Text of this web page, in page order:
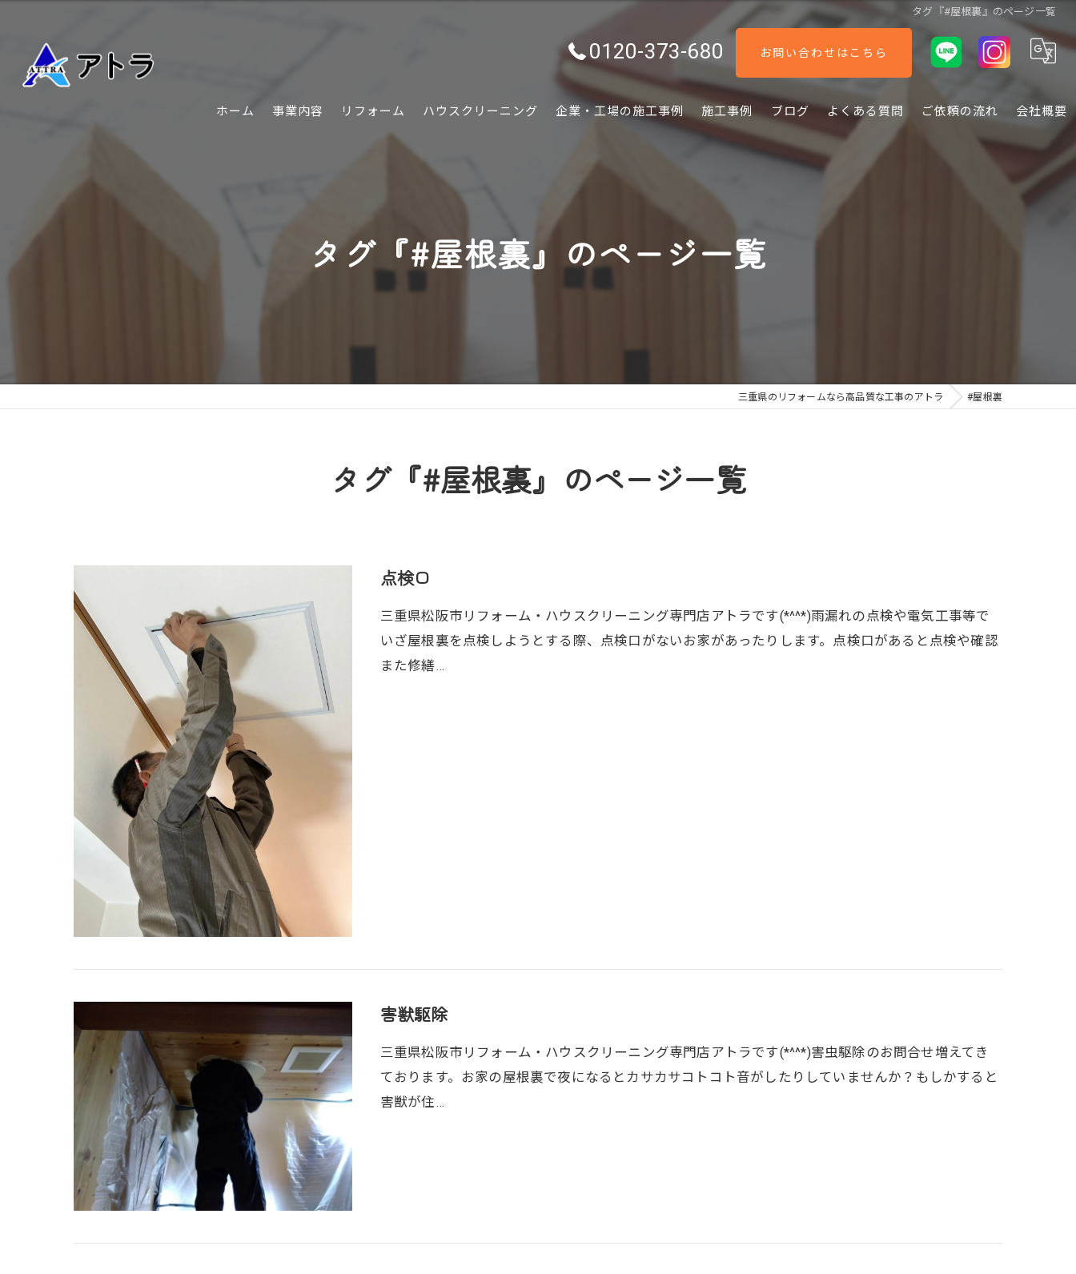
タグ『#屋根裏』のページ一覧
0120-373-680 お問い合わせはこちら
ホーム 事業内容 リフォーム
外装
ハウスクリーニング 企業・工場の施工事例 施工事例 ブログ よくある質問 ご依頼の流れ 会社概要
タグ『#屋根裏』のページ一覧
三重県のリフォームなら高品質な工事のアトラ #屋根裏
タグ『#屋根裏』のページ一覧
点検口
三重県松阪市リフォーム・ハウスクリーニング専門店アトラです(*^^*)雨漏れの点検や電気工事等で
いざ屋根裏を点検しようとする際、点検口がないお家があったりします。点検口があると点検や確認
また修繕…
害獣駆除
三重県松阪市リフォーム・ハウスクリーニング専門店アトラです(*^^*)害虫駆除のお問合せ増えてき
ております。お家の屋根裏で夜になるとカサカサコトコト音がしたりしていませんか？もしかすると
害獣が住…